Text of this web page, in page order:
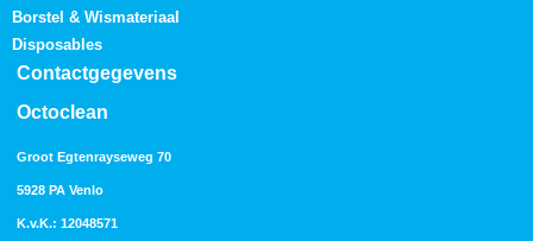
Borstel & Wismateriaal
Disposables
Contactgegevens
Octoclean
Groot Egtenrayseweg 70
5928 PA Venlo
K.v.K.: 12048571